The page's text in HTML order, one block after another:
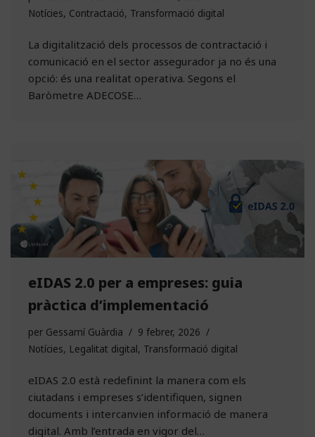
Notícies, Contractació, Transformació digital
La digitalització dels processos de contractació i
comunicació en el sector assegurador ja no és una
opció: és una realitat operativa. Segons el
Baròmetre ADECOSE…
eIDAS 2.0 per a empreses: guia
pràctica d’implementació
per Gessamí Guàrdia
9 febrer, 2026
Notícies, Legalitat digital, Transformació digital
eIDAS 2.0 està redefinint la manera com els
ciutadans i empreses s’identifiquen, signen
documents i intercanvien informació de manera
digital. Amb l’entrada en vigor del…